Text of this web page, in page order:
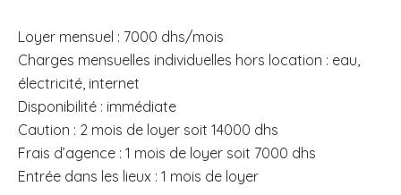
Loyer mensuel : 7000 dhs/mois
Charges mensuelles individuelles hors location : eau,
électricité, internet
Disponibilité : immédiate
Caution : 2 mois de loyer soit 14000 dhs
Frais d’agence : 1 mois de loyer soit 7000 dhs
Entrée dans les lieux : 1 mois de loyer